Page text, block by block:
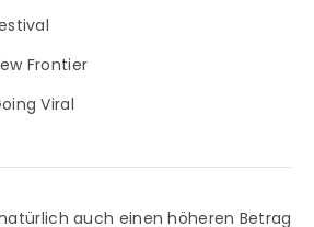
Frontier
Viral
auch einen höheren Betrag